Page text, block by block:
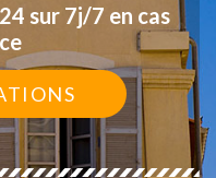
sur 7j/7 en cas